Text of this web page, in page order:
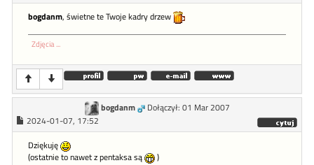
bogdanm, świetne te Twoje kadry drzew
Zdjęcia ...
bogdanm
Dołączył: 01 Mar 2007
2024-01-07, 17:52
Dziękuję
(ostatnie to nawet z pentaksa są
)